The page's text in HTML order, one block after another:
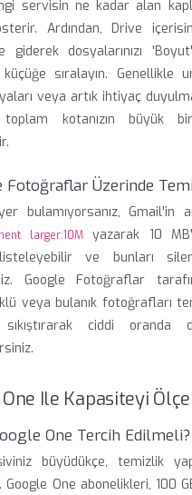
servisin ne kadar alan
Ardından, Drive
giderek dosyalarınızı
sıralayın. Genellikle
veya artık ihtiyaç
kotanızın büyük
Fotoğraflar Üzerinde
bulamıyorsanız, Gmail'in
larger:10Myazarak 10
ve bunları
Google Fotoğraflar
veya bulanık fotoğrafları
sıkıştırarak ciddi oranda
One Ile Kapasiteyi
One Tercih Edilmeli?
büyüdükçe, temizlik
Google One abonelikleri, 100